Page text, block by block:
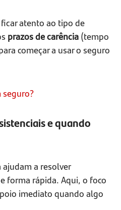
atento ao tipo de
prazos de carência (tempo
começar a usar o seguro
seguro?
e quando
ajudam a resolver
forma rápida. Aqui, o foco
imediato quando algo